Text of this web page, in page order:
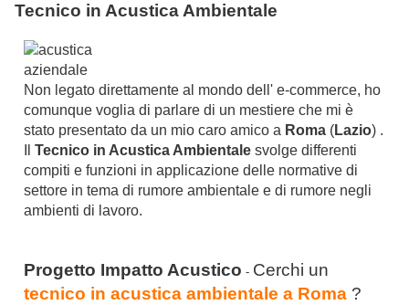
Tecnico in Acustica Ambientale
Non legato direttamente al mondo dell' e-commerce, ho
comunque voglia di parlare di un mestiere che mi è
stato presentato da un mio caro amico a Roma (Lazio) .
Tecnico in Acustica Ambientale svolge differenti
compiti e funzioni in applicazione delle normative di
settore in tema di rumore ambientale e di rumore negli
ambienti di lavoro.
Progetto Impatto Acustico - Cerchi un
tecnico in acustica ambientale a Roma ?